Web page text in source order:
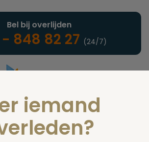
uitvaartonderneming
Bel bij overlijden
848 82 27 (24/7)
iemand